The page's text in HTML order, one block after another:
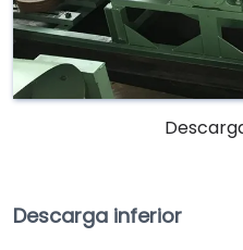
Descarga inferior